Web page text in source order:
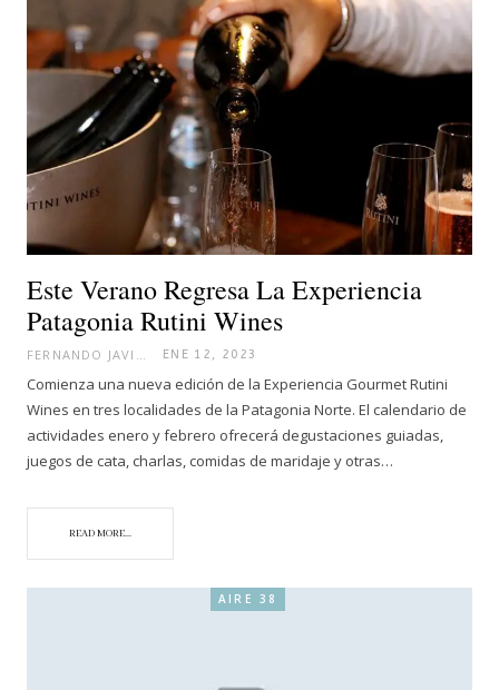
Este Verano Regresa La Experiencia
Patagonia Rutini Wines
ENE 12, 2023
Comienza una nueva edición de la Experiencia Gourmet Rutini
Wines en tres localidades de la Patagonia Norte. El calendario de
actividades enero y febrero ofrecerá degustaciones guiadas,
juegos de cata, charlas, comidas de maridaje y otras…
READ MORE...
AIRE 38